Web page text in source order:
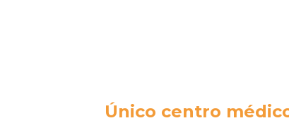
Único centro